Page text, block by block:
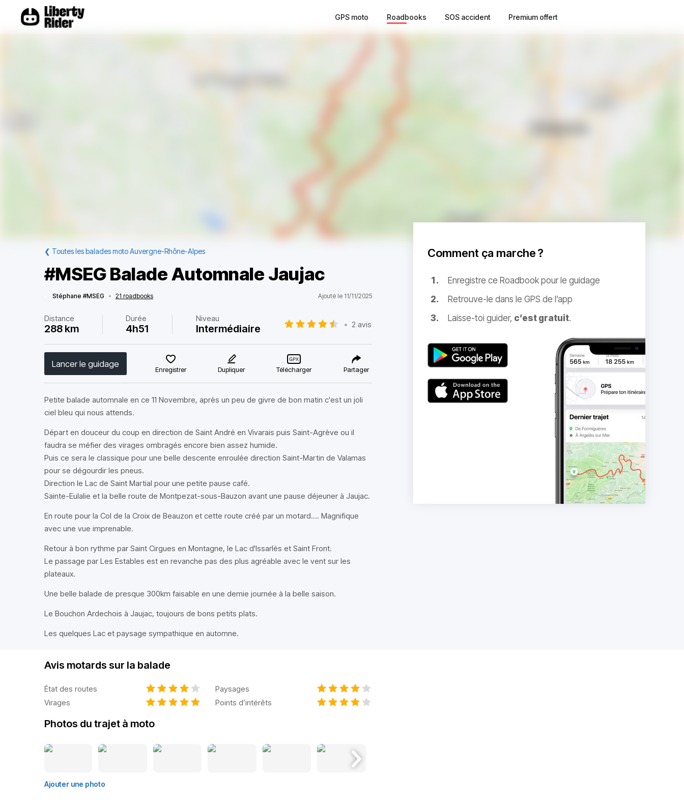
GPS moto Roadbooks SOS accident Premium offert
❮ Toutes les balades moto Auvergne-Rhône-Alpes
#MSEG Balade Automnale Jaujac
Stéphane #MSEG • 21 roadbooks Ajouté le 11/11/2025
Distance
288 km
Durée
4h51
Niveau
Intermédiaire • 2 avis
Lancer le guidage
Enregistrer Dupliquer Télécharger Partager
Petite balade automnale en ce 11 Novembre, après un peu de givre de bon matin c'est un joli
ciel bleu qui nous attends.
Départ en douceur du coup en direction de Saint André en Vivarais puis Saint-Agrève ou il
faudra se méfier des virages ombragés encore bien assez humide.
Puis ce sera le classique pour une belle descente enroulée direction Saint-Martin de Valamas
pour se dégourdir les pneus.
Direction le Lac de Saint Martial pour une petite pause café.
Sainte-Eulalie et la belle route de Montpezat-sous-Bauzon avant une pause déjeuner à Jaujac.
En route pour la Col de la Croix de Beauzon et cette route créé par un motard.... Magnifique
avec une vue imprenable.
Retour à bon rythme par Saint Cirgues en Montagne, le Lac d'Issarlès et Saint Front.
Le passage par Les Estables est en revanche pas des plus agréable avec le vent sur les
plateaux.
Une belle balade de presque 300km faisable en une demie journée à la belle saison.
Le Bouchon Ardechois à Jaujac, toujours de bons petits plats.
Les quelques Lac et paysage sympathique en automne.
Comment ça marche ?
Enregistre ce Roadbook pour le guidage
Retrouve-le dans le GPS de l’app
Laisse-toi guider, c’est gratuit.
Avis motards sur la balade
État des routes
Paysages
Virages
Points d’intérêts
Photos du trajet à moto
Ajouter une photo